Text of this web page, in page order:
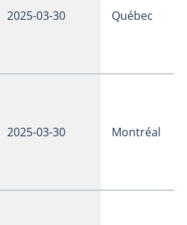
2025-03-30 Québec
2025-03-30 Montréal